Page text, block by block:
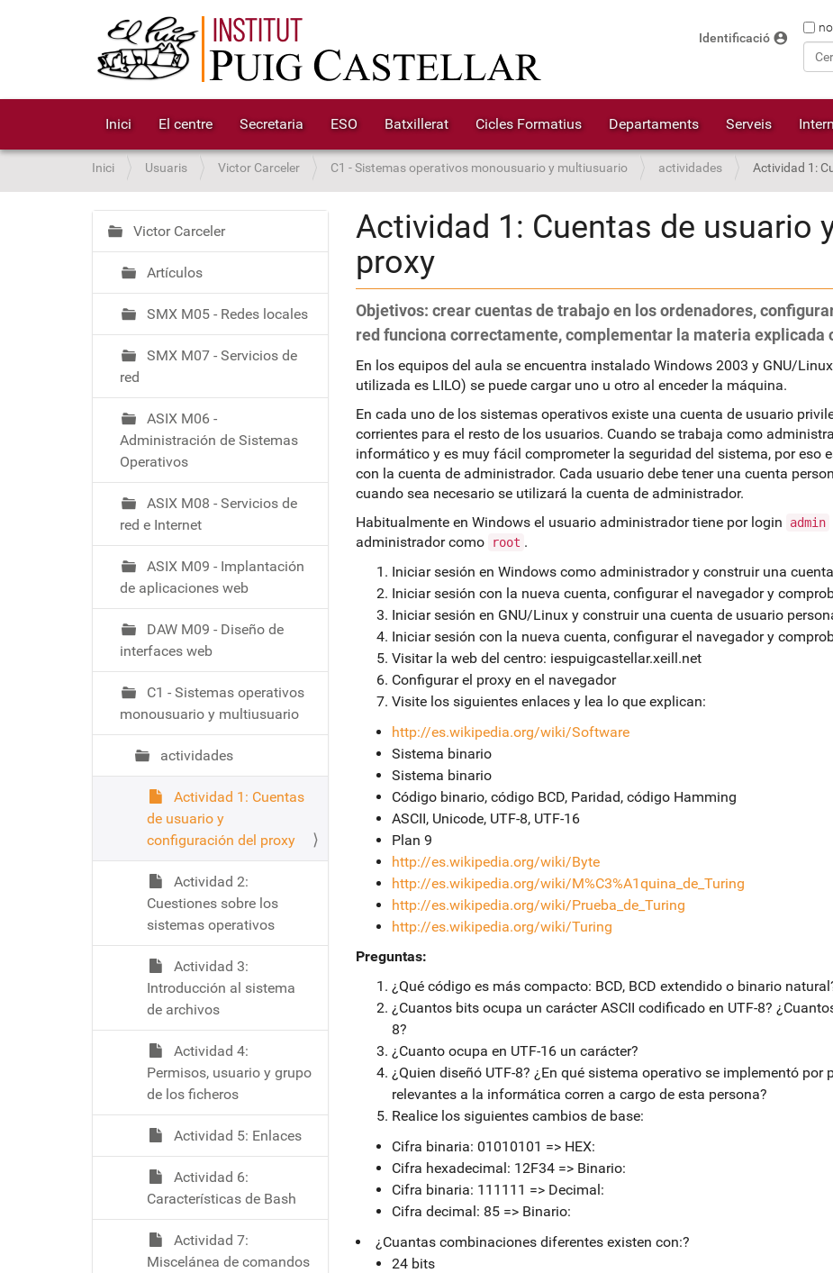
Identificació account_circle
Inici El centre Secretaria ESO Batxillerat Cicles Formatius Departaments Serveis
S
o
u
:
Inici Usuaris Victor Carceler C1 - Sistemas operativos monousuario y multiusuario actividades Actividad 1:
Actividad 1: Cuentas de usuario
proxy
Objetivos: crear cuentas de trabajo en los ordenadores,
red funciona correctamente, complementar la materia explicada
En los equipos del aula se encuentra instalado Windows 2003 y GNU/
utilizada es LILO) se puede cargar uno u otro al enceder la máquina.
En cada uno de los sistemas operativos existe una cuenta de usuario
corrientes para el resto de los usuarios. Cuando se trabaja como
informático y es muy fácil comprometer la seguridad del sistema, por eso
con la cuenta de administrador. Cada usuario debe tener una cuenta
cuando sea necesario se utilizará la cuenta de administrador.
Habitualmente en Windows el usuario administrador tiene por login
admin
administrador como
root .
Iniciar sesión en Windows como administrador y construir una
Iniciar sesión con la nueva cuenta, configurar el navegador y
Iniciar sesión en GNU/Linux y construir una cuenta de usuario
Iniciar sesión con la nueva cuenta, configurar el navegador y
Visitar la web del centro: iespuigcastellar.xeill.net
Configurar el proxy en el navegador
Visite los siguientes enlaces y lea lo que explican:
http://es.wikipedia.org/wiki/Software
Sistema binario
Sistema binario
Código binario, código BCD, Paridad, código Hamming
ASCII, Unicode, UTF-8, UTF-16
Plan 9
http://es.wikipedia.org/wiki/Byte
http://es.wikipedia.org/wiki/M%C3%A1quina_de_Turing
http://es.wikipedia.org/wiki/Prueba_de_Turing
http://es.wikipedia.org/wiki/Turing
Preguntas:
¿Qué código es más compacto: BCD, BCD extendido o binario
¿Cuantos bits ocupa un carácter ASCII codificado en UTF-8?
8?
¿Cuanto ocupa en UTF-16 un carácter?
¿Quien diseñó UTF-8? ¿En qué sistema operativo se implementó por
relevantes a la informática corren a cargo de esta persona?
Realice los siguientes cambios de base:
Cifra binaria: 01010101 => HEX:
Cifra hexadecimal: 12F34 => Binario:
Cifra binaria: 111111 => Decimal:
Cifra decimal: 85 => Binario:
¿Cuantas combinaciones diferentes existen con:?
24 bits
N
a
e
a
Victor Carceler
Artículos
SMX M05 - Redes locales
SMX M07 - Servicios de
red
ASIX M06 -
Administración de Sistemas
Operativos
ASIX M08 - Servicios de
red e Internet
ASIX M09 - Implantación
de aplicaciones web
DAW M09 - Diseño de
interfaces web
C1 - Sistemas operativos
monousuario y multiusuario
actividades
Actividad 1: Cuentas
de usuario y
configuración del proxy
Actividad 2:
Cuestiones sobre los
sistemas operativos
Actividad 3:
Introducción al sistema
de archivos
Actividad 4:
Permisos, usuario y grupo
de los ficheros
Actividad 5: Enlaces
Actividad 6:
Características de Bash
Actividad 7:
Miscelánea de comandos